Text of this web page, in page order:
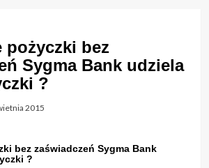
pożyczki bez
Sygma Bank udziela
?
2015
bez zaświadczeń Sygma Bank
?